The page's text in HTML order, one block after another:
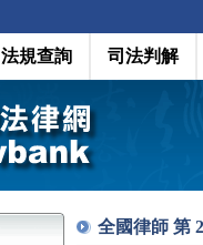
法規查詢 司法判解
全國律師 第